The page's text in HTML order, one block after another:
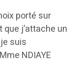
porté sur
que j’attache un
suis
NDIAYE